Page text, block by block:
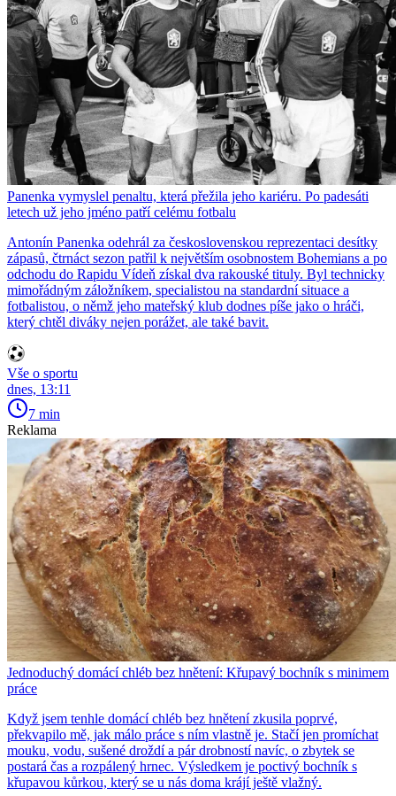
Panenka vymyslel penaltu, která přežila jeho kariéru. Po padesáti
letech už jeho jméno patří celému fotbalu
Antonín Panenka odehrál za československou reprezentaci desítky
zápasů, čtrnáct sezon patřil k největším osobnostem Bohemians a po
odchodu do Rapidu Vídeň získal dva rakouské tituly. Byl technicky
mimořádným záložníkem, specialistou na standardní situace a
fotbalistou, o němž jeho mateřský klub dodnes píše jako o hráči,
který chtěl diváky nejen porážet, ale také bavit.
Vše o sportu
dnes, 13:11
7 min
Reklama
Jednoduchý domácí chléb bez hnětení: Křupavý bochník s minimem
práce
Když jsem tenhle domácí chléb bez hnětení zkusila poprvé,
překvapilo mě, jak málo práce s ním vlastně je. Stačí jen promíchat
mouku, vodu, sušené droždí a pár drobností navíc, o zbytek se
postará čas a rozpálený hrnec. Výsledkem je poctivý bochník s
křupavou kůrkou, který se u nás doma krájí ještě vlažný.